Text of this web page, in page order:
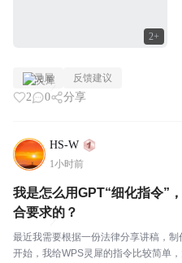
2+
灵犀 反馈建议
2 0 分享
HS-W
1小时前
我是怎么用GPT“细化指令”
合要求的？
最近我需要根据一份法律分享讲稿，
开始，我给WPS灵犀的指令比较简单